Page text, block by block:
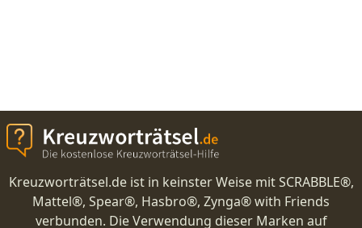
Kreuzworträtsel.de ist in keinster Weise mit SCRABBLE®,
Mattel®, Spear®, Hasbro®, Zynga® with Friends
verbunden. Die Verwendung dieser Marken auf